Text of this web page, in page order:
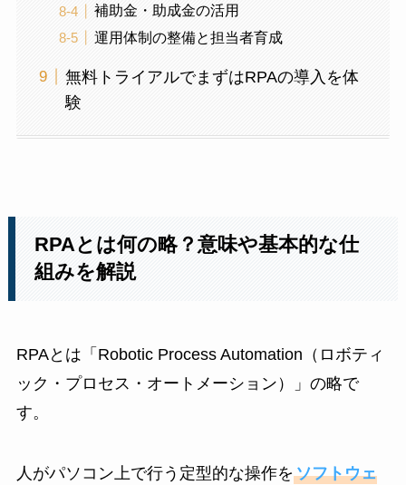
補助金・助成金の活用
運用体制の整備と担当者育成
無料トライアルでまずはRPAの導入を体
験
RPAとは何の略？意味や基本的な仕
組みを解説
RPAとは「Robotic Process Automation（ロボティ
ック・プロセス・オートメーション）」の略で
す。
人がパソコン上で行う定型的な操作をソフトウェ